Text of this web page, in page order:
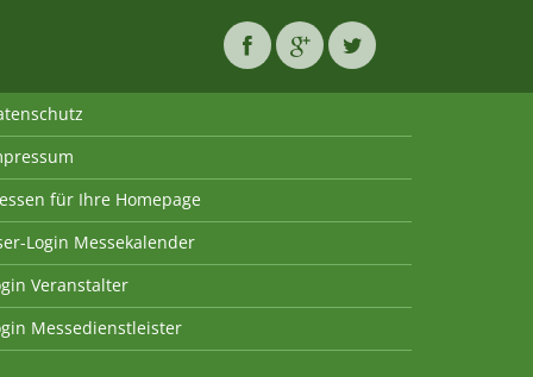
für Ihre Homepage
Login Messekalender
Veranstalter
Messedienstleister